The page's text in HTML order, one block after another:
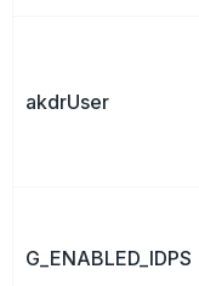
Anti-stress
Waterbestendige
akdrUser
G_ENABLED_IDPS